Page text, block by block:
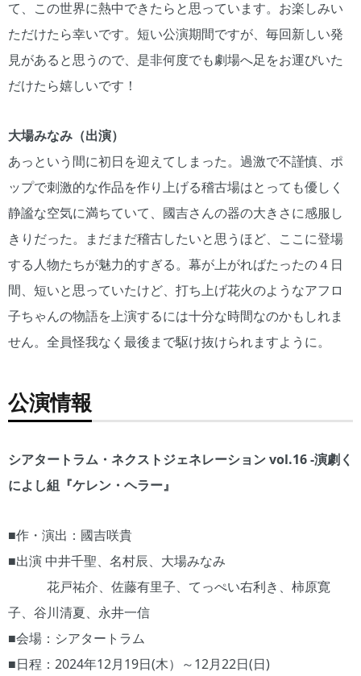
て、この世界に熱中できたらと思っています。お楽しみい
ただけたら幸いです。短い公演期間ですが、毎回新しい発
見があると思うので、是非何度でも劇場へ足をお運びいた
だけたら嬉しいです！
大場みなみ（出演）
あっという間に初日を迎えてしまった。過激で不謹慎、ポ
ップで刺激的な作品を作り上げる稽古場はとっても優しく
静謐な空気に満ちていて、國吉さんの器の大きさに感服し
きりだった。まだまだ稽古したいと思うほど、ここに登場
する人物たちが魅力的すぎる。幕が上がればたったの４日
間、短いと思っていたけど、打ち上げ花火のようなアフロ
子ちゃんの物語を上演するには十分な時間なのかもしれま
せん。全員怪我なく最後まで駆け抜けられますように。
公演情報
シアタートラム・ネクストジェネレーション vol.16 -演劇く
によし組『ケレン・ヘラー』
■作・演出：國吉咲貴
■出演 中井千聖、名村辰、大場みなみ
花戸祐介、佐藤有里子、てっぺい右利き、柿原寛
子、谷川清夏、永井一信
■会場：シアタートラム
■日程：2024年12月19日(木）～12月22日(日)